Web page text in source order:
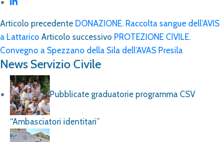
Articolo precedente DONAZIONE. Raccolta sangue dell’AVIS
a Lattarico Articolo successivo PROTEZIONE CIVILE.
Convegno a Spezzano della Sila dell’AVAS Presila
News Servizio Civile
Pubblicate graduatorie programma CSV
“Ambasciatori identitari”